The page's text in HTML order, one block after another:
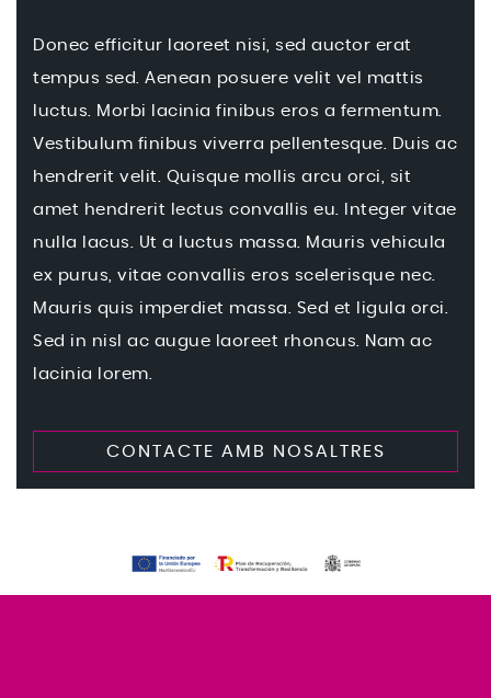
Donec efficitur laoreet nisi, sed auctor erat
tempus sed. Aenean posuere velit vel mattis
luctus. Morbi lacinia finibus eros a fermentum.
Vestibulum finibus viverra pellentesque. Duis ac
hendrerit velit. Quisque mollis arcu orci, sit
amet hendrerit lectus convallis eu. Integer vitae
nulla lacus. Ut a luctus massa. Mauris vehicula
ex purus, vitae convallis eros scelerisque nec.
Mauris quis imperdiet massa. Sed et ligula orci.
Sed in nisl ac augue laoreet rhoncus. Nam ac
lacinia lorem.
CONTACTE AMB NOSALTRES